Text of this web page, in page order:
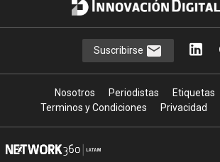
Suscribirse
Nosotros Periodistas Etiquetas
Terminos y Condiciones
Privacidad